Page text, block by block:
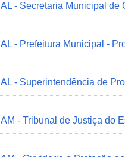
AL - Secretaria Municipal de
AL - Prefeitura Municipal -
AL - Superintendência de
AM - Tribunal de Justiça do